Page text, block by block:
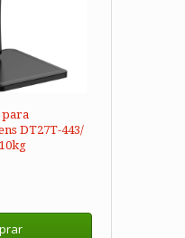
para
DT27T-443/